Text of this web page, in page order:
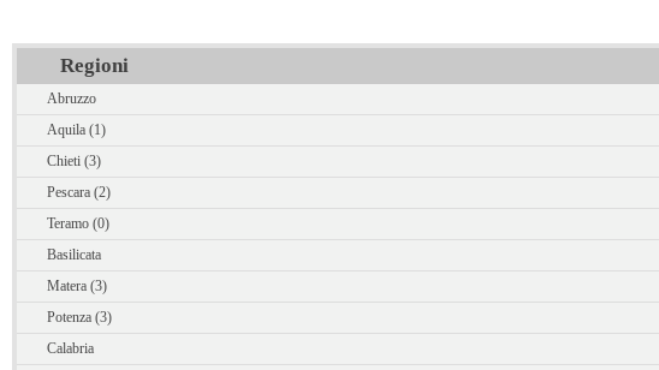
Regioni
Abruzzo
Aquila (1)
Chieti (3)
Pescara (2)
Teramo (0)
Basilicata
Matera (3)
Potenza (3)
Calabria